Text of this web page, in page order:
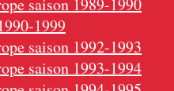
saison 1989-1990
1999
saison 1992-1993
saison 1993-1994